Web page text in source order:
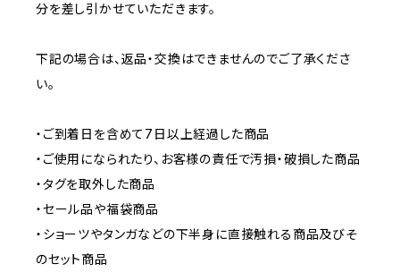
分を差し引かせていただきます。
下記の場合は、返品・交換はできませんのでご了承くださ
い。
・ご到着日を含めて7日以上経過した商品
・ご使用になられたり、お客様の責任で汚損・破損した商品
・タグを取外した商品
・セール品や福袋商品
・ショーツやタンガなどの下半身に直接触れる商品及びそ
のセット商品